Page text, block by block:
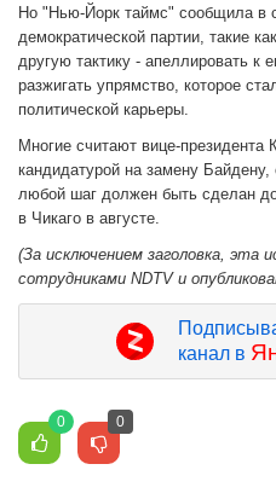
Но "Нью-Йорк таймс" сообщила в
демократической партии, такие
другую тактику - апеллировать к
разжигать упрямство, которое
политической карьеры.
Многие считают вице-президента
кандидатурой на замену Байдену,
любой шаг должен быть сделан
в Чикаго в августе.
(За исключением заголовка, эта
сотрудниками NDTV и
канал в
0 0